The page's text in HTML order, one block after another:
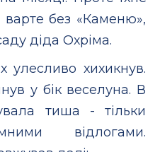
без «Каменю»,
діда Охріма.
улесливо хихикнув.
у бік веселуна. В
тиша - тільки
відлогами.